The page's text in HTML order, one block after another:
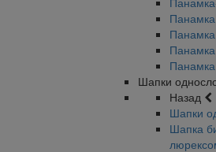
Шапки
Назад
Шапки
Шапка